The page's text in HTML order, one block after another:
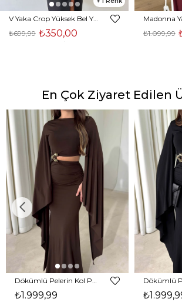
V Yaka Crop Yüksek Bel Yırtmaçlı Midi Etek Duarte Kadın Siyah İkili Takım 23Y000561
₺350,00
₺699,99 ₺1.099,99
En Çok Ziyaret Edilen
Dökümlü Pelerin Kol Pencere Detaylı Maxi Kahverengi Arlev Kadın Elbise 26Y511
₺1.999,99